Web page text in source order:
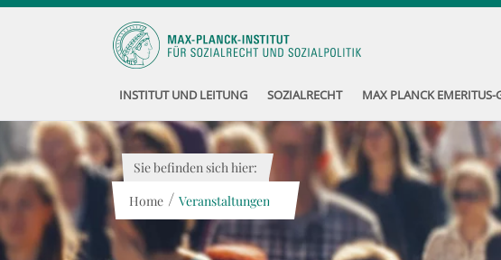
INSTITUT UND LEITUNG SOZIALRECHT MAX PLANCK EMERITUS-
Sie befinden sich hier:
Home / Veranstaltungen